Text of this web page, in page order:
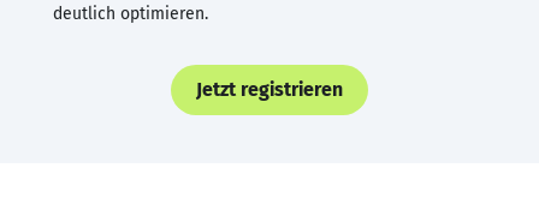
deutlich optimieren.
Jetzt registrieren